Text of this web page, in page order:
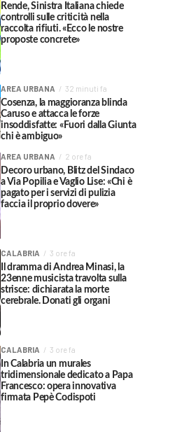
Rende, Sinistra Italiana chiede
controlli sulle criticità nella
raccolta rifiuti. «Ecco le nostre
proposte concrete»
AREA URBANA 32 minuti fa
Cosenza, la maggioranza blinda
Caruso e attacca le forze
insoddisfatte: «Fuori dalla Giunta
chi è ambiguo»
AREA URBANA 2 ore fa
Decoro urbano, Blitz del Sindaco
a Via Popilia e Vaglio Lise: «Chi è
pagato per i servizi di pulizia
faccia il proprio dovere»
CALABRIA 3 ore fa
Il dramma di Andrea Minasi, la
23enne musicista travolta sulla
strisce: dichiarata la morte
cerebrale. Donati gli organi
CALABRIA 3 ore fa
In Calabria un murales
tridimensionale dedicato a Papa
Francesco: opera innovativa
firmata Pepè Codispoti